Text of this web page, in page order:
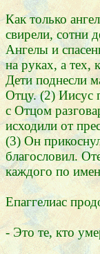
Как только
свирели, сотни
Ангелы и
на руках, а тех,
Дети поднесли
Отцу. (2) Иисус
с Отцом
исходили от
(3) Он
благословил.
каждого по
Епаггелиас
- Это те, кто